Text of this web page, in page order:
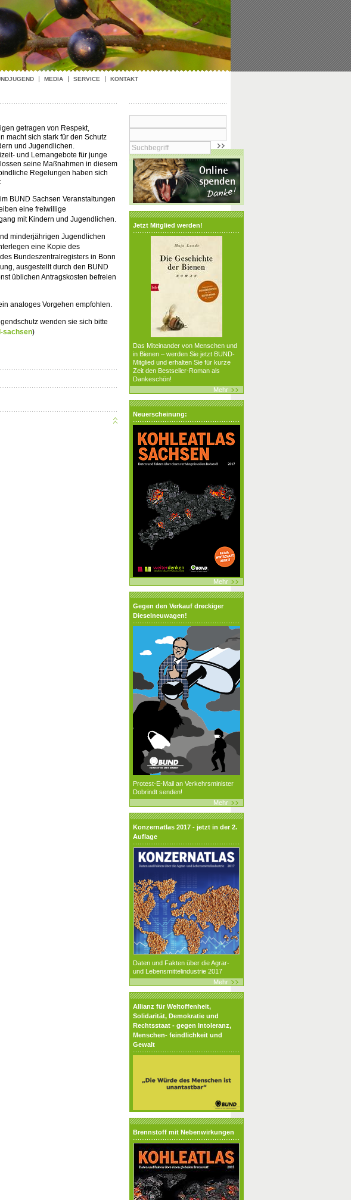
getragen von Respekt,
macht sich stark für den Schutz
und Jugendlichen.
und Lernangebote für junge
seine Maßnahmen in diesem
Regelungen haben sich
BUND Sachsen Veranstaltungen
eine freiwillige
mit Kindern und Jugendlichen.
minderjährigen Jugendlichen
eine Kopie des
Bundeszentralregisters in Bonn
ausgestellt durch den BUND
üblichen Antragskosten befreien
analoges Vorgehen empfohlen.
wenden sie sich bitte
sachsen)
Jetzt Mitglied werden!
Das Miteinander von Menschen und
in Bienen – werden Sie jetzt BUND-
Mitglied und erhalten Sie für kurze
Zeit den Bestseller-Roman als
Dankeschön!
Mehr
Neuerscheinung:
Mehr
Gegen den Verkauf dreckiger
Dieselneuwagen!
Protest-E-Mail an Verkehrsminister
Dobrindt senden!
Mehr
Konzernatlas 2017 - jetzt in der 2.
Auflage
Daten und Fakten über die Agrar-
und Lebensmittelindustrie 2017
Mehr
Allianz für Weltoffenheit,
Solidarität, Demokratie und
Rechtsstaat - gegen Intoleranz,
Menschen- feindlichkeit und
Gewalt
Brennstoff mit Nebenwirkungen
MEDIA SERVICE KONTAKT